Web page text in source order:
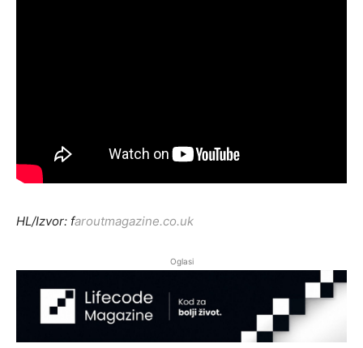
HL/Izvor: faroutmagazine.co.uk
Oglasi